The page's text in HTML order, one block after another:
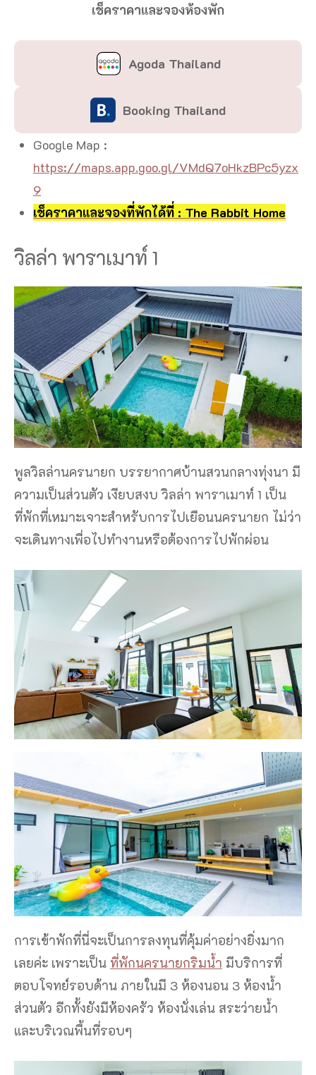
เช็คราคาและจองห้องพัก
Agoda Thailand
Booking Thailand
Google Map :
https://maps.app.goo.gl/VMdQ7oHkzBPc5yzx
9
เช็คราคาและจองที่พักได้ที่ : The Rabbit Home
วิลล่า พาราเมาท์ 1
พูลวิลล่านครนายก บรรยากาศบ้านสวนกลางทุ่งนา มี
ความเป็นส่วนตัว เงียบสงบ วิลล่า พาราเมาท์ 1 เป็น
ที่พักที่เหมาะเจาะสำหรับการไปเยือนนครนายก ไม่ว่า
จะเดินทางเพื่อไปทำงานหรือต้องการไปพักผ่อน
การเข้าพักที่นี่จะเป็นการลงทุนที่คุ้มค่าอย่างยิ่งมาก
เลยค่ะ เพราะเป็น ที่พักนครนายกริมน้ำ มีบริการที่
ตอบโจทย์รอบด้าน ภายในมี 3 ห้องนอน 3 ห้องน้ำ
ส่วนตัว อีกทั้งยังมีห้องครัว ห้องนั่งเล่น สระว่ายน้ำ
และบริเวณพื้นที่รอบๆ